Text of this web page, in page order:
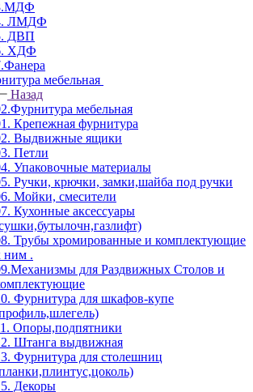
ЛМДФ
ДВП
ХДФ
мебельная
Назад
мебельная
Крепежная фурнитура
Выдвижные ящики
Петли
Упаковочные материалы
Ручки, крючки, замки,шайба под ручки
Мойки, смесители
Кухонные аксессуары
Трубы хромированные и комплектующие
ним .
для Раздвижных Столов и
Фурнитура для шкафов-купе
Опоры,подпятники
Штанга выдвижная
Фурнитура для столешниц
Декоры